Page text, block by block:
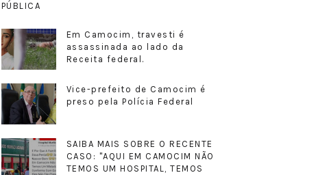
PÚBLICA
Em Camocim, travesti é
assassinada ao lado da
Receita federal.
Vice-prefeito de Camocim é
preso pela Polícia Federal
SAIBA MAIS SOBRE O RECENTE
CASO: "AQUI EM CAMOCIM NÃO
TEMOS UM HOSPITAL, TEMOS